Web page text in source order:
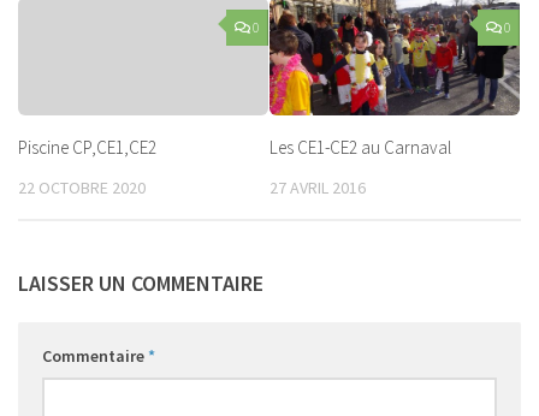
0
Piscine CP,CE1,CE2
22 OCTOBRE 2020
0
Les CE1-CE2 au Carnaval
27 AVRIL 2016
LAISSER UN COMMENTAIRE
Commentaire*